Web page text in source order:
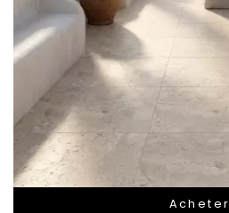
Acheter